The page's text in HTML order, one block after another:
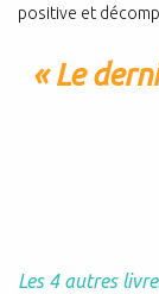
positive et
« Le
Les 4 autres